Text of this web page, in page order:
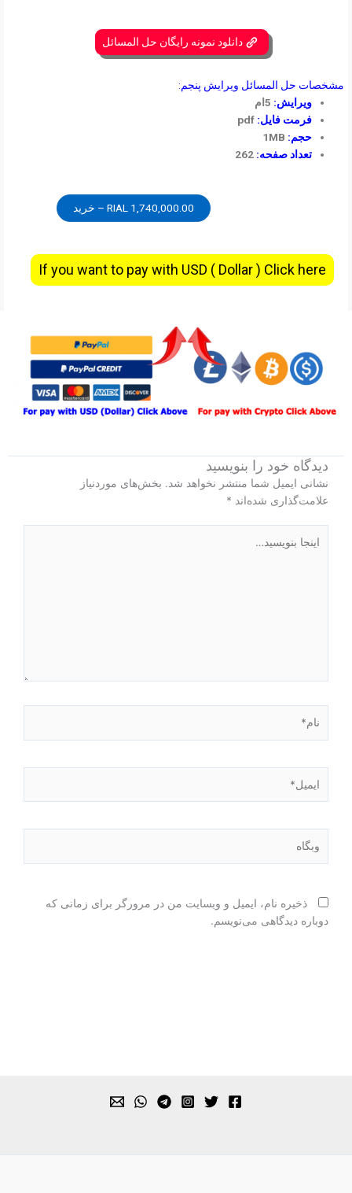
دانلود نمونه رایگان حل المسائل
مشخصات حل المسائل ویرایش پنجم:
ویرایش: 5ام
فرمت فایل: pdf
حجم:
تعداد صفحه: 262
1,740,000.00 RIAL – خرید
If you want to pay with USD ( Dollar ) Click here
دیدگاه‌ خود را بنویسید
نشانی ایمیل شما منتشر نخواهد شد. بخش‌های موردنیاز
علامت‌گذاری شده‌اند *
بنویسید…
ذخیره نام، ایمیل و وبسایت من در مرورگر برای زمانی که
دوباره دیدگاهی می‌نویسم.